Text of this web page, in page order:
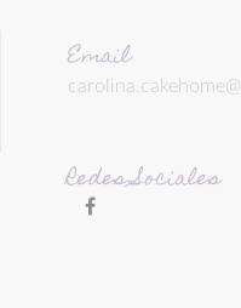
Email
Redes Sociales